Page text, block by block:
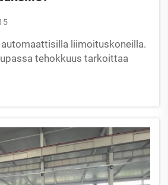
liimoituskoneilla.
tehokkuus tarkoittaa
liimoituskoneen
asennus auttaa virkistämään
Sen sijaan, että liima